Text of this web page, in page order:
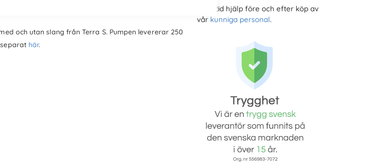
och utan slang från Terra S. Pumpen levererar 250
här.
Få alltid hjälp före och efter köp av
vår kunniga personal.